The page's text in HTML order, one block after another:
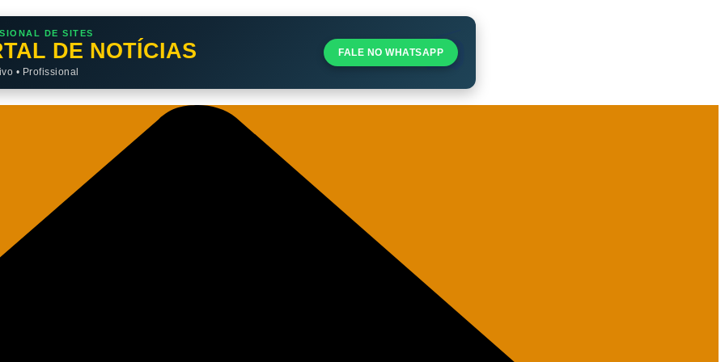
DE SITES
DE NOTÍCIAS
• Profissional
FALE NO WHATSAPP